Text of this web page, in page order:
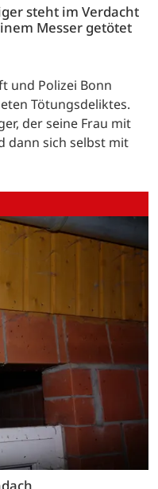
steht im Verdacht
Messer getötet
und Polizei Bonn
Tötungsdeliktes.
der seine Frau mit
dann sich selbst mit